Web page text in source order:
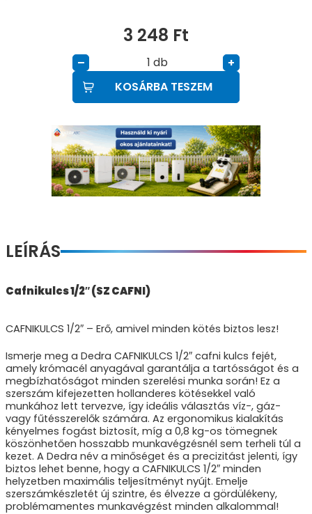
3 248 Ft
– db
+
KOSÁRBA TESZEM
LEÍRÁS
Cafnikulcs 1/2″ (SZ CAFNI)
CAFNIKULCS 1/2″ – Erő, amivel minden kötés biztos lesz!
Ismerje meg a Dedra CAFNIKULCS 1/2″ cafni kulcs fejét,
amely krómacél anyagával garantálja a tartósságot és a
megbízhatóságot minden szerelési munka során! Ez a
szerszám kifejezetten hollanderes kötésekkel való
munkához lett tervezve, így ideális választás víz-, gáz-
vagy fűtésszerelők számára. Az ergonomikus kialakítás
kényelmes fogást biztosít, míg a 0,8 kg-os tömegnek
köszönhetően hosszabb munkavégzésnél sem terheli túl a
kezet. A Dedra név a minőséget és a precizitást jelenti, így
biztos lehet benne, hogy a CAFNIKULCS 1/2″ minden
helyzetben maximális teljesítményt nyújt. Emelje
szerszámkészletét új szintre, és élvezze a gördülékeny,
problémamentes munkavégzést minden alkalommal!